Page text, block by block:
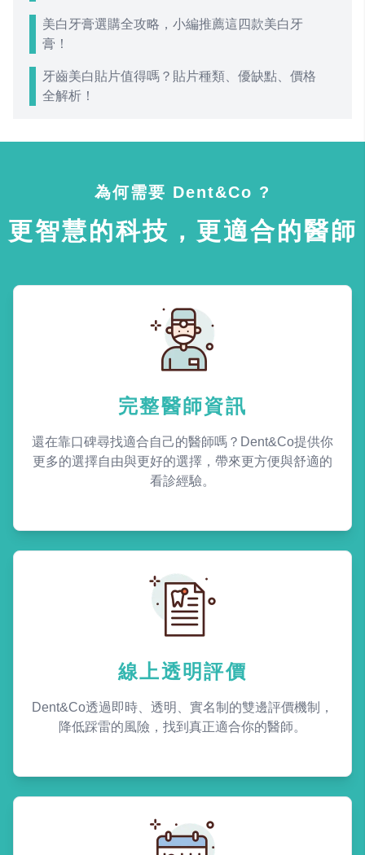
美白牙膏選購全攻略，小編推薦這四款美白牙
膏！
牙齒美白貼片值得嗎？貼片種類、優缺點、價格
全解析！
為何需要 Dent&Co ?
更智慧的科技，更適合的醫師
完整醫師資訊
還在靠口碑尋找適合自己的醫師嗎？Dent&Co提供你
更多的選擇自由與更好的選擇，帶來更方便與舒適的
看診經驗。
線上透明評價
Dent&Co透過即時、透明、實名制的雙邊評價機制，
降低踩雷的風險，找到真正適合你的醫師。